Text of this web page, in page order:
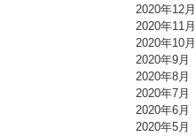
2020年12月
2020年11月
2020年10月
2020年9月
2020年8月
2020年7月
2020年6月
2020年5月